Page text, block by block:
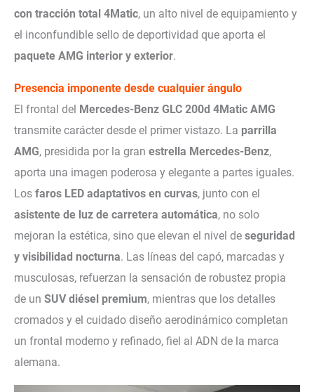
con tracción total 4Matic, un alto nivel de equipamiento y
el inconfundible sello de deportividad que aporta el
paquete AMG interior y exterior.
Presencia imponente desde cualquier ángulo
El frontal del Mercedes-Benz GLC 200d 4Matic AMG
transmite carácter desde el primer vistazo. La parrilla
AMG, presidida por la gran estrella Mercedes-Benz,
aporta una imagen poderosa y elegante a partes iguales.
Los faros LED adaptativos en curvas, junto con el
asistente de luz de carretera automática, no solo
mejoran la estética, sino que elevan el nivel de seguridad
y visibilidad nocturna. Las líneas del capó, marcadas y
musculosas, refuerzan la sensación de robustez propia
de un SUV diésel premium, mientras que los detalles
cromados y el cuidado diseño aerodinámico completan
un frontal moderno y refinado, fiel al ADN de la marca
alemana.